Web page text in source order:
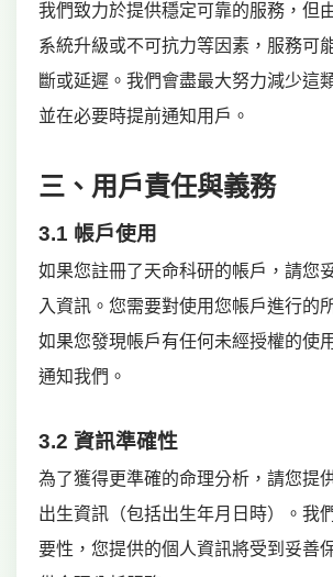
我們致力於提供穩定可靠的服務，但
系統升級或不可抗力等因素，服務可
斷或延遲。我們會盡最大努力減少這
並在必要時提前通知用戶。
三、用戶責任與義務
3.1 帳戶使用
如果您註冊了天命科研的帳戶，請您
入資訊。您需要對使用您帳戶進行的
如果您發現帳戶有任何未經授權的使
通知我們。
3.2 資訊準確性
為了獲得更準確的命理分析，請您提
出生資訊（包括出生年月日時）。我
要性，您提供的個人資訊將受到妥善